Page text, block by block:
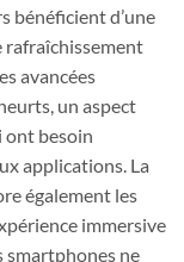
bénéficient d’une
rafraîchissement
avancées
un aspect
ont besoin
applications. La
également les
immersive
smartphones ne